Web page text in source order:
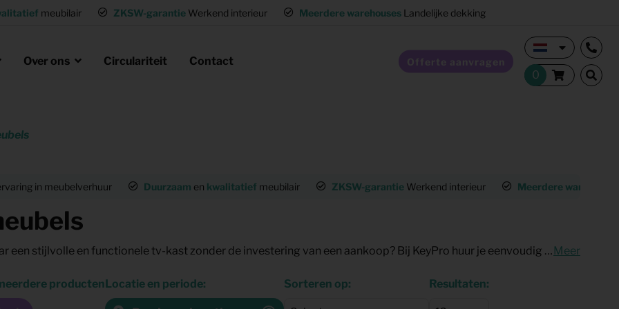
meubilair ZKSW-garantie Werkend interieur Meerdere warehouses Landelijke dekking
Over ons Circulariteit Contact Offerte aanvragen
huren
of wisselwoning
huisvesten
Flexwoning inrichten Studentenhuisvesting
Inrichting voor (tv) productie
missie
in meubelverhuur Duurzaam en kwalitatief meubilair ZKSW-garantie Werkend interieur Meerdere warehouses
Op zoek naar een stijlvolle en functionele tv-kast zonder de investering van een aankoop? Bij KeyPro huur je eenvoudig een tv-meubel dat perfect aansluit bij jouw woonstijl. Ideaal voor expats, particulieren met een tijdelijke woning of bedrijven die een flexibele inrichting nodig hebben. Ontdek ons assortiment en kies het tv-meubel dat bij jou past. Meer
productenLocatie en periode: Sorteren op: Resultaten: